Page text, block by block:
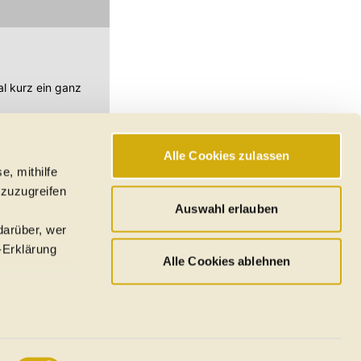
mithilfe
wer
Alle Cookies zulassen
Auswahl erlauben
Alle Cookies ablehnen
kurz ein ganz
Reichweiten